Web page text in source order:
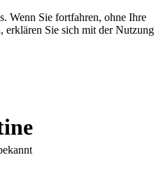
Wenn Sie fortfahren, ohne Ihre
erklären Sie sich mit der Nutzung